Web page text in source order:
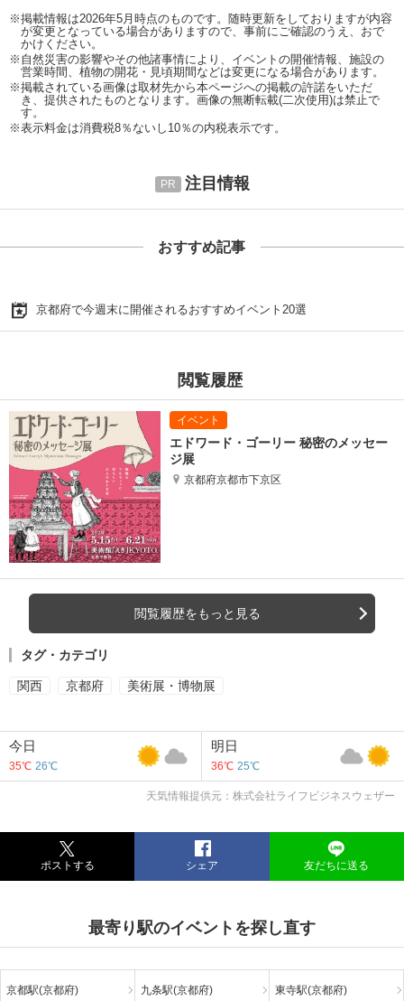
※掲載情報は2026年5月時点のものです。随時更新をしておりますが内容
が変更となっている場合がありますので、事前にご確認のうえ、おで
かけください。
※自然災害の影響やその他諸事情により、イベントの開催情報、施設の
営業時間、植物の開花・見頃期間などは変更になる場合があります。
※掲載されている画像は取材先から本ページへの掲載の許諾をいただ
き、提供されたものとなります。画像の無断転載(二次使用)は禁止で
す。
※表示料金は消費税8％ないし10％の内税表示です。
注目情報
おすすめ記事
京都府で今週末に開催されるおすすめイベント20選
閲覧履歴
エドワード・ゴーリー 秘密のメッセー
ジ展
京都府京都市下京区
閲覧履歴をもっと見る
タグ・カテゴリ
関西 京都府 美術展・博物展
今日
35℃ 26℃
明日
36℃ 25℃
天気情報提供元：株式会社ライフビジネスウェザー
ポストする シェア 友だちに送る
最寄り駅のイベントを探し直す
京都駅(京都府) 九条駅(京都府) 東寺駅(京都府)